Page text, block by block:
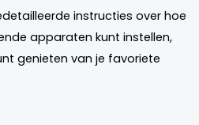
instructies over hoe
apparaten kunt instellen,
genieten van je favoriete